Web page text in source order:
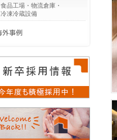
食品工場・物流倉庫・
冷凍冷蔵設備